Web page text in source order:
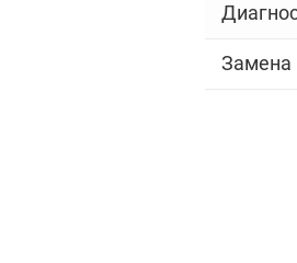
Замена